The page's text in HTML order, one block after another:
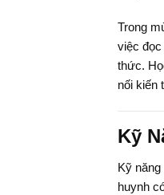
Trong
việc đọc
thức.
nối kiến
Kỹ
Kỹ
huynh